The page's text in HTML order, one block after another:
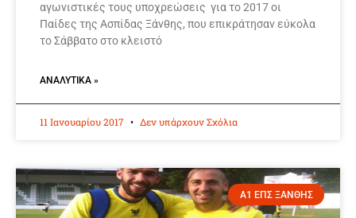
αγωνιστικές τους υποχρεώσεις για το 2017 οι
Παίδες της Ασπίδας Ξάνθης, που επικράτησαν εύκολα
το Σάββατο στο κλειστό
ΑΝΑΛΥΤΙΚΆ »
11 Ιανουαρίου 2017 Δεν υπάρχουν Σχόλια
Α1 ΕΠΣ ΞΑΝΘΗΣ